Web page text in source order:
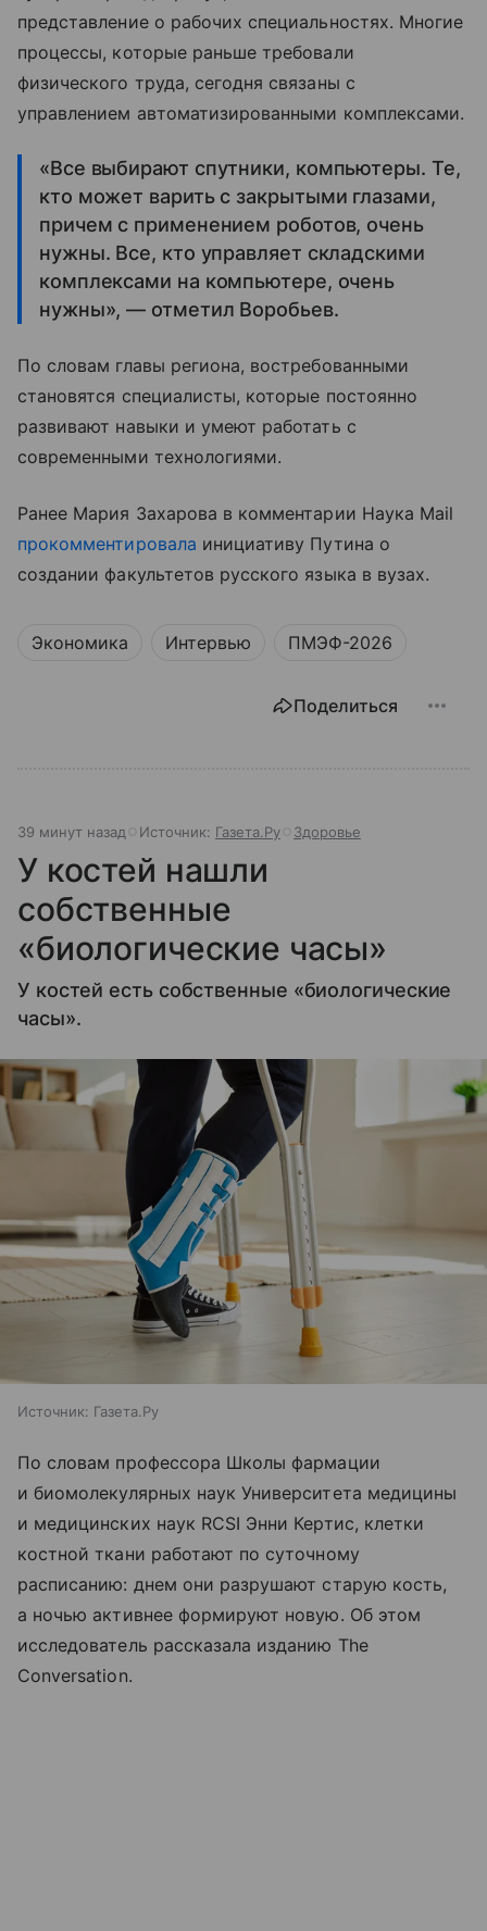
представление о рабочих специальностях. Многие
процессы, которые раньше требовали
физического труда, сегодня связаны с
управлением автоматизированными комплексами.
«Все выбирают спутники, компьютеры. Те,
кто может варить с закрытыми глазами,
причем с применением роботов, очень
нужны. Все, кто управляет складскими
комплексами на компьютере, очень
нужны», — отметил Воробьев.
По словам главы региона, востребованными
становятся специалисты, которые постоянно
развивают навыки и умеют работать с
современными технологиями.
Ранее Мария Захарова в комментарии Наука Mail
прокомментировала инициативу Путина о
создании факультетов русского языка в вузах.
Экономика Интервью ПМЭФ-2026
Поделиться
39 минут назад Источник: Газета.Ру Здоровье
У костей нашли
собственные
«биологические часы»
У костей есть собственные «биологические
часы».
Источник: Газета.Ру
По словам профессора Школы фармации
и биомолекулярных наук Университета медицины
и медицинских наук RCSI Энни Кертис, клетки
костной ткани работают по суточному
расписанию: днем они разрушают старую кость,
а ночью активнее формируют новую. Об этом
исследователь рассказала изданию The
Conversation.